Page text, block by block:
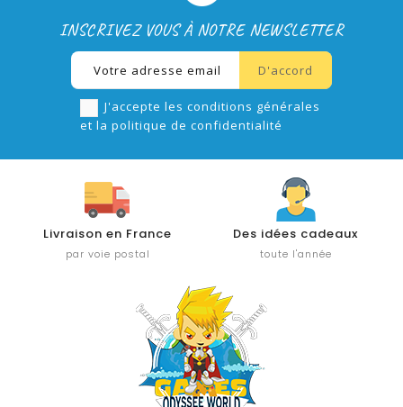
INSCRIVEZ VOUS À NOTRE NEWSLETTER
J'accepte les conditions générales
et la politique de confidentialité
Livraison en France
par voie postal
Des idées cadeaux
toute l'année